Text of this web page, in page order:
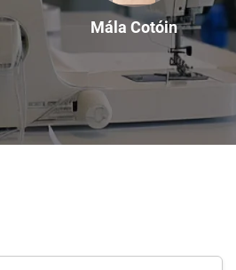
Mála Cotóin